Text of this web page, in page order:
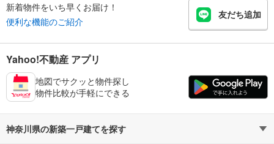
新着物件をいち早くお届け！
便利な機能のご紹介
友だち追加
Yahoo!不動産 アプリ
地図でサクッと物件探し
物件比較が手軽にできる
神奈川県の新築一戸建てを探す